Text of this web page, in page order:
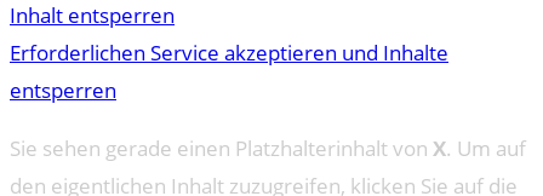
Inhalt entsperren
Erforderlichen Service akzeptieren und Inhalte
entsperren
Sie sehen gerade einen Platzhalterinhalt von X. Um auf
den eigentlichen Inhalt zuzugreifen, klicken Sie auf die